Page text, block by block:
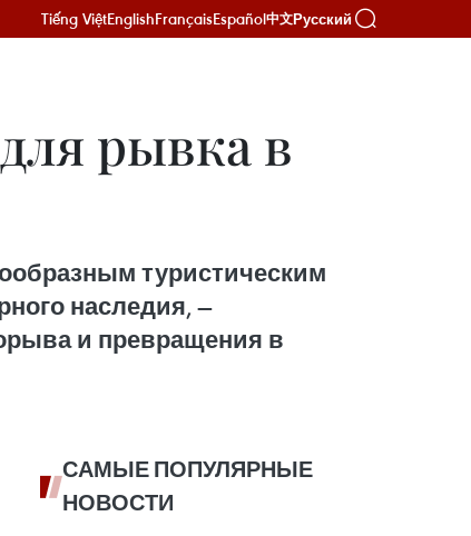
Tiếng ViệtEnglishFrançaisEspañol中文Русский
рывка в
туристическим
наследия, —
и превращения в
САМЫЕ ПОПУЛЯРНЫЕ
НОВОСТИ